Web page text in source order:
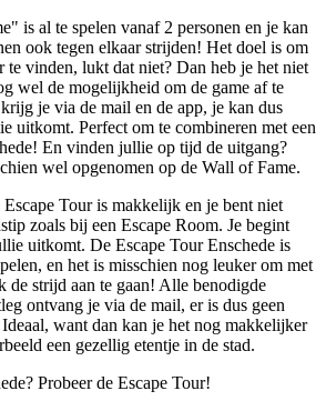
is al te spelen vanaf 2 personen en je kan
ook tegen elkaar strijden! Het doel is om
te vinden, lukt dat niet? Dan heb je het niet
wel de mogelijkheid om de game af te
je via de mail en de app, je kan dus
uitkomt. Perfect om te combineren met een
En vinden jullie op tijd de uitgang?
wel opgenomen op de Wall of Fame.
Tour is makkelijk en je bent niet
zoals bij een Escape Room. Je begint
uitkomt. De Escape Tour Enschede is
en het is misschien nog leuker om met
de strijd aan te gaan! Alle benodigde
ontvang je via de mail, er is dus geen
want dan kan je het nog makkelijker
een gezellig etentje in de stad.